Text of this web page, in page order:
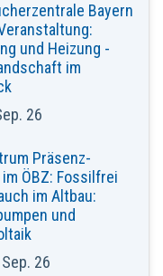
Bayern
und Heizung -
im
26
Präsenz-
ÖBZ: Fossilfrei
im Altbau:
und
26